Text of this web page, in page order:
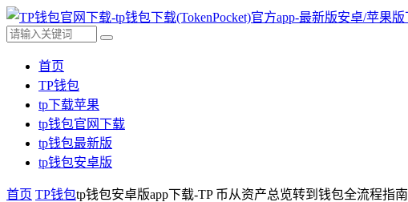
首页
TP钱包
tp下载苹果
tp钱包官网下载
tp钱包最新版
tp钱包安卓版
首页 TP钱包tp钱包安卓版app下载-TP 币从资产总览转到钱包全流程指南